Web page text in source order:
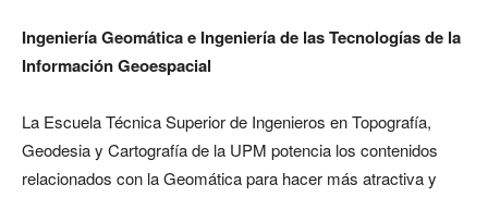
Ingeniería Geomática e Ingeniería de las Tecnologías de la
Información Geoespacial
La Escuela Técnica Superior de Ingenieros en Topografía,
Geodesia y Cartografía de la UPM potencia los contenidos
relacionados con la Geomática para hacer más atractiva y